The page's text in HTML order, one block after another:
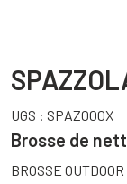
UGS : SPAZ000X
Brosse de
BROSSE OUTDOOR